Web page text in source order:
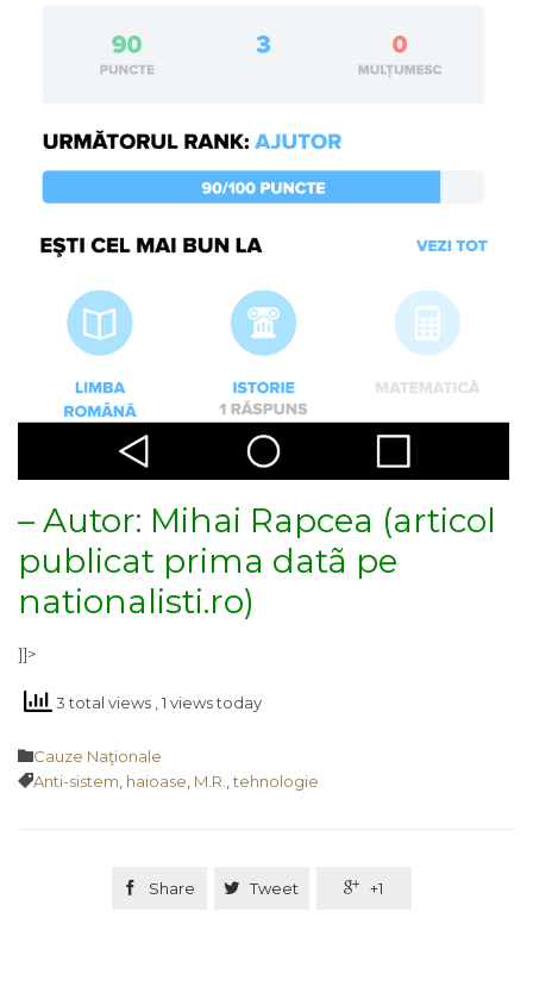
– Autor: Mihai Rapcea (articol
publicat prima datã pe
nationalisti.ro)
]]>
3 total views , 1 views today
Category
Cauze Naţionale
Tags
Anti-sistem haioase M.R. ,tehnologie
 Share  Tweet  +1